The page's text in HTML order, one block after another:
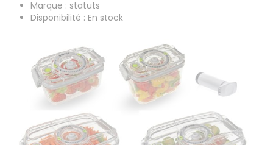
Marque : statuts
Disponibilité : En stock